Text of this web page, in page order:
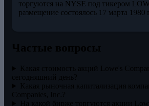
торгуются на NYSE под тикером
размещение состоялось 17 марта 1980